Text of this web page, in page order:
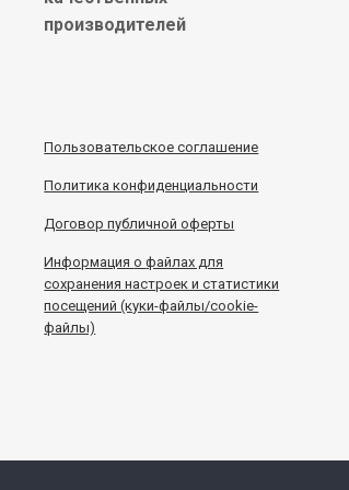
производителей
Пользовательское соглашение
Политика конфиденциальности
Договор публичной оферты
Информацияофайлах для
сохранения настроек и статистики
посещений (куки-файлы/cookie-
файлы)